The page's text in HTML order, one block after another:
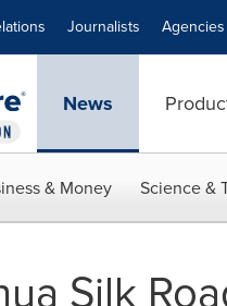
Journalists Agencies
News
& Money Science &
Silk